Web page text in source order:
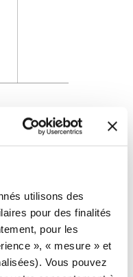
utilisons des
pour des finalités
pour les
», « mesure » et
Vous pouvez